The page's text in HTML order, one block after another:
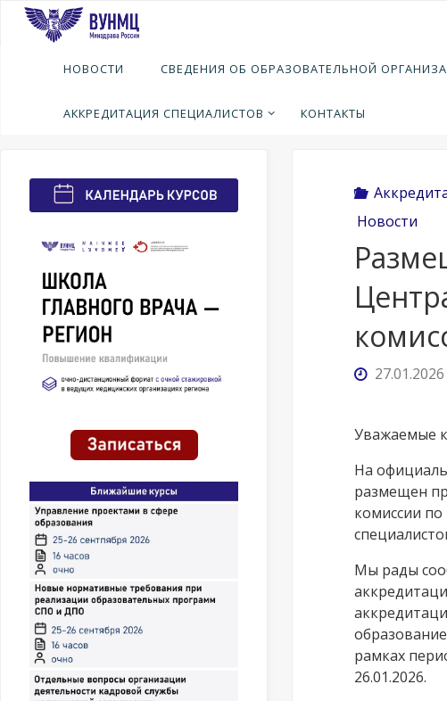
Перейти
НОВОСТИ СВЕДЕНИЯ ОБ ОБРАЗОВАТЕЛЬНОЙ
АККРЕДИТАЦИЯ СПЕЦИАЛИСТОВ КОНТАКТЫ
Главная
Новости
27.01.2026
Уважаемые
На
размещен
комиссии
Мы рады
рамках
26.01.2026.